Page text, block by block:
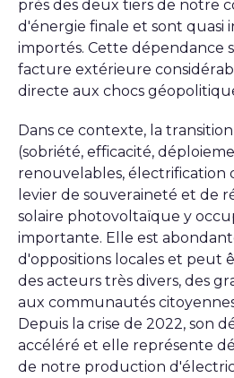
près des deux tiers de notre
d'énergie finale et sont quasi
importés. Cette dépendance
facture extérieure
directe aux chocs
Dans ce contexte, la
(sobriété, efficacité,
renouvelables, électrification
levier de souveraineté et de
solaire photovoltaïque y
importante. Elle est
d'oppositions locales et peut
des acteurs très divers, des
aux communautés
Depuis la crise de 2022, son
accéléré et elle représente
de notre production